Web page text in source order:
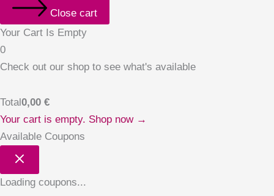
Close cart
Your Cart Is Empty
0
Check out our shop to see what's available
Total0,00 €
Your cart is empty. Shop now →
Available Coupons
Loading coupons...